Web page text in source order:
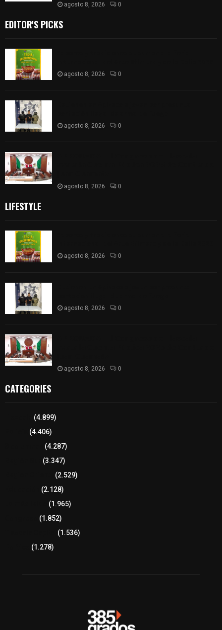
agosto 8, 2026 0
EDITOR'S PICKS
agosto 8, 2026 0
agosto 8, 2026 0
agosto 8, 2026 0
LIFESTYLE
agosto 8, 2026 0
agosto 8, 2026 0
agosto 8, 2026 0
CATEGORIES
(4.899)
(4.406)
(4.287)
(3.347)
(2.529)
(2.128)
(1.965)
(1.852)
(1.536)
(1.278)